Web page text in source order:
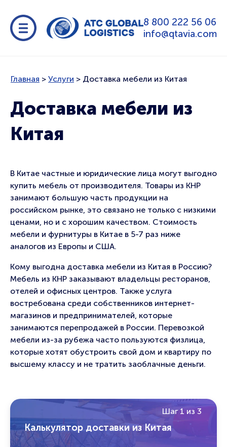
8 800 222 56 06
info@qtavia.com
Главная > Услуги > Доставка мебели из Китая
Доставка мебели из
Китая
В Китае частные и юридические лица могут выгодно
купить мебель от производителя. Товары из КНР
занимают большую часть продукции на
российском рынке, это связано не только с низкими
ценами, но и с хорошим качеством. Стоимость
мебели и фурнитуры в Китае в 5-7 раз ниже
аналогов из Европы и США.
Кому выгодна доставка мебели из Китая в Россию?
Мебель из КНР заказывают владельцы ресторанов,
отелей и офисных центров. Также услуга
востребована среди собственников интернет-
магазинов и предпринимателей, которые
занимаются перепродажей в России. Перевозкой
мебели из-за рубежа часто пользуются физлица,
которые хотят обустроить свой дом и квартиру по
высшему классу и не тратить заоблачные деньги.
Калькулятор доставки из Китая
Шаг 1 из 3